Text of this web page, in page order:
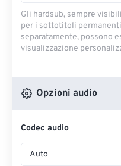
Gli hardsub, sempre
per i sottotitoli
separatamente, possono
visualizzazione
Opzioni audio
Codec audio
Auto